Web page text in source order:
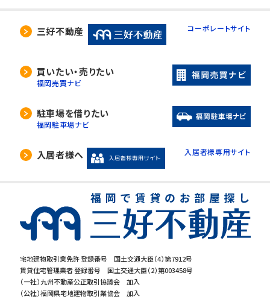
宅地建物取引業免許 登録番号 国土交通大臣（4）第7912号
賃貸住宅管理業者 登録番号 国土交通大臣（2）第003458号
（一社）九州不動産公正取引協議会 加入
（公社）福岡県宅地建物取引業協会 加入
三好不動産 コーポレートサイト
買いたい・売りたい
福岡売買ナビ
駐車場を借りたい
福岡駐車場ナビ
入居者様へ 入居者様専用サイト